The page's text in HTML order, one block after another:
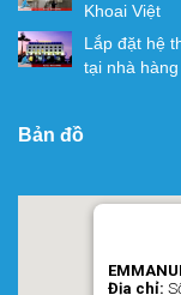
Khoai Việt
Lắp đặt hệ
tại nhà
Bản đồ
Địa chỉ: